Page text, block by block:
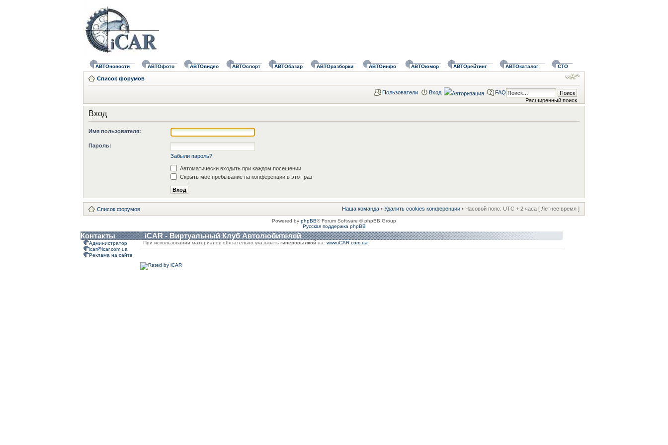
АВТОновости АВТОфото АВТОвидео АВТОспорт АВТОбазар АВТОразборки АВТОинфо АВТОюмор АВТОрейтинг АВТОкаталог СТО
Список форумов
Расширенный поиск
Пользователи Вход FAQ
Вход
Имя пользователя:
Пароль:
Забыли пароль?
Автоматически входить при каждом посещении
Скрыть моё пребывание на конференции в этот раз
Список форумов Наша команда • Удалить cookies конференции • Часовой пояс: UTC + 2 часа [ Летнее время ]
Powered by phpBB® Forum Software © phpBB Group
Русская поддержка phpBB
Контакты iCAR - Виртуальный Клуб Автолюбителей
Администратор
icar@icar.com.ua
Реклама на сайте
При использовании материалов обязательно указывать гиперссылкой на: www.iCAR.com.ua